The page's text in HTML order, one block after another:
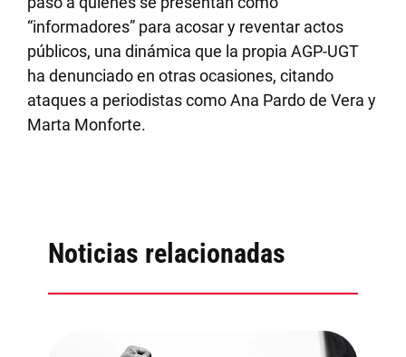
“informadores” para acosar y reventar actos
públicos, una dinámica que la propia AGP-UGT
ha denunciado en otras ocasiones, citando
ataques a periodistas como Ana Pardo de Vera y
Marta Monforte.
Noticias relacionadas